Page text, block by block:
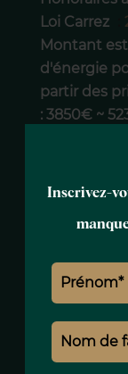
Inscrivez-
Loi Carrez
Montant
d'énergie
partir des
: 3850€ ~